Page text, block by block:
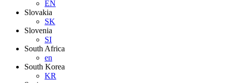
EN
Slovakia
SK
Slovenia
SI
South Africa
en
South Korea
KR